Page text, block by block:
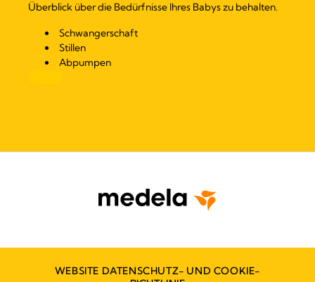
Überblick über die Bedürfnisse Ihres Babys zu behalten.
Schwangerschaft
Stillen
Abpumpen
WEBSITE DATENSCHUTZ- UND COOKIE-